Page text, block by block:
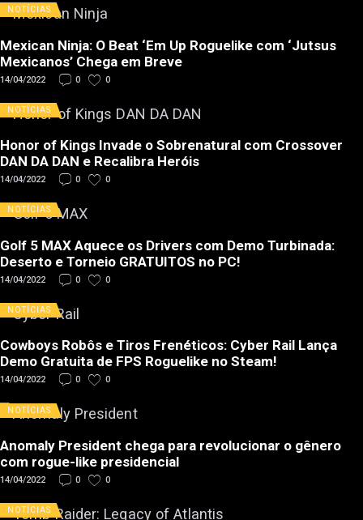
NOTÍCIAS
Mexican Ninja: O Beat ‘Em Up Roguelike com ‘Jutsus
Mexicanos’ Chega em Breve
14/04/2022 0 0
NOTÍCIAS
Honor of Kings Invade o Sobrenatural com Crossover
DAN DA DAN e Recalibra Heróis
14/04/2022 0 0
NOTÍCIAS
Golf 5 MAX Aquece os Drivers com Demo Turbinada:
Deserto e Torneio GRATUITOS no PC!
14/04/2022 0 0
NOTÍCIAS
Cowboys Robôs e Tiros Frenéticos: Cyber Rail Lança
Demo Gratuita de FPS Roguelike no Steam!
14/04/2022 0 0
NOTÍCIAS
Anomaly President chega para revolucionar o gênero
com rogue-like presidencial
14/04/2022 0 0
NOTÍCIAS